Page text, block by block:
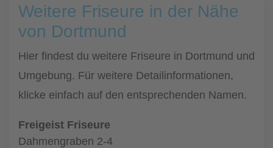
Weitere Friseure in der Nähe
von Dortmund
Hier findest du weitere Friseure in Dortmund und
Umgebung. Für weitere Detailinformationen,
klicke einfach auf den entsprechenden Namen.
Freigeist Friseure
Dahmengraben 2-4